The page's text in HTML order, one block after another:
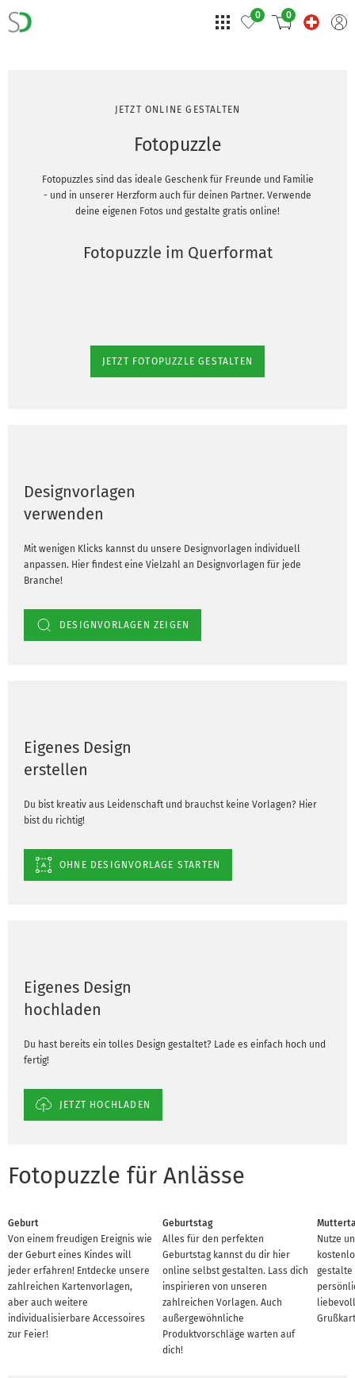
0 0
JETZT ONLINE GESTALTEN
Fotopuzzle
Fotopuzzles sind das ideale Geschenk für Freunde und Familie
- und in unserer Herzform auch für deinen Partner. Verwende
deine eigenen Fotos und gestalte gratis online!
Fotopuzzle im Querformat
JETZT FOTOPUZZLE GESTALTEN
Designvorlagen
verwenden
Mit wenigen Klicks kannst du unsere Designvorlagen individuell
anpassen. Hier findest eine Vielzahl an Designvorlagen für jede
Branche!
DESIGNVORLAGEN ZEIGEN
Eigenes Design
erstellen
Du bist kreativ aus Leidenschaft und brauchst keine Vorlagen? Hier
bist du richtig!
OHNE DESIGNVORLAGE STARTEN
Eigenes Design
hochladen
Du hast bereits ein tolles Design gestaltet? Lade es einfach hoch und
fertig!
JETZT HOCHLADEN
Fotopuzzle für Anlässe
Geburt
Von einem freudigen Ereignis wie
der Geburt eines Kindes will
jeder erfahren! Entdecke unsere
zahlreichen Kartenvorlagen,
aber auch weitere
individualisierbare Accessoires
zur Feier!
Geburtstag
Alles für den perfekten
Geburtstag kannst du dir hier
online selbst gestalten. Lass dich
inspirieren von unseren
zahlreichen Vorlagen. Auch
außergewöhnliche
Produktvorschläge warten auf
dich!
Nutze
gestalte